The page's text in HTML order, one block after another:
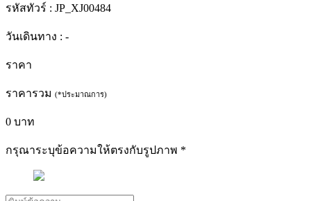
รหัสทัวร์ : JP_XJ00484
วันเดินทาง : -
ราคา
ราคารวม (*ประมาณการ)
0 บาท
กรุณาระบุข้อความให้ตรงกับรูปภาพ *